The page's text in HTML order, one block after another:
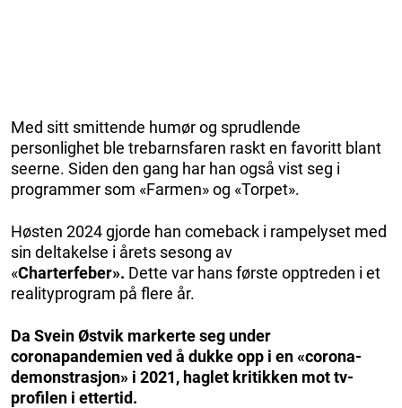
Med sitt smittende humør og sprudlende
personlighet ble trebarnsfaren raskt en favoritt blant
seerne. Siden den gang har han også vist seg i
programmer som «Farmen» og «Torpet».
Høsten 2024 gjorde han comeback i rampelyset med
sin deltakelse i årets sesong av
«Charterfeber». Dette var hans første opptreden i et
realityprogram på flere år.
Da Svein Østvik markerte seg under
coronapandemien ved å dukke opp i en «corona-
demonstrasjon» i 2021, haglet kritikken mot tv-
profilen i ettertid.